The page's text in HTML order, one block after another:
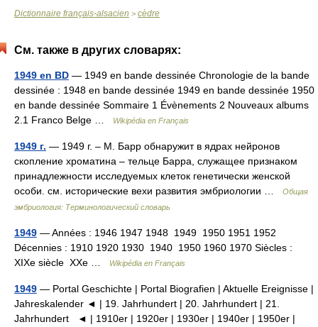
Dictionnaire français-alsacien > cèdre
См. также в других словарях:
1949 en BD — 1949 en bande dessinée Chronologie de la bande
dessinée : 1948 en bande dessinée 1949 en bande dessinée 1950
en bande dessinée Sommaire 1 Évènements 2 Nouveaux albums
2.1 Franco Belge …
Wikipédia en Français
1949 г. — 1949 г. – М. Барр обнаружит в ядрах нейронов
скопление хроматина – тельце Барра, служащее признаком
принадлежности исследуемых клеток генетически женской
особи. см. исторические вехи развития эмбриологии …
Общая
эмбриология: Терминологический словарь
1949 — Années : 1946 1947 1948 1949 1950 1951 1952
Décennies : 1910 1920 1930 1940 1950 1960 1970 Siècles :
XIXe siècle XXe …
Wikipédia en Français
1949 — Portal Geschichte | Portal Biografien | Aktuelle Ereignisse |
Jahreskalender ◄ | 19. Jahrhundert | 20. Jahrhundert | 21.
Jahrhundert ◄ | 1910er | 1920er | 1930er | 1940er | 1950er |